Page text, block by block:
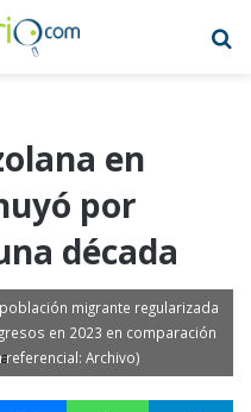
en
por
década
migrante regularizada
en 2023 en comparación
referencial: Archivo)
MessengerWhatsApp